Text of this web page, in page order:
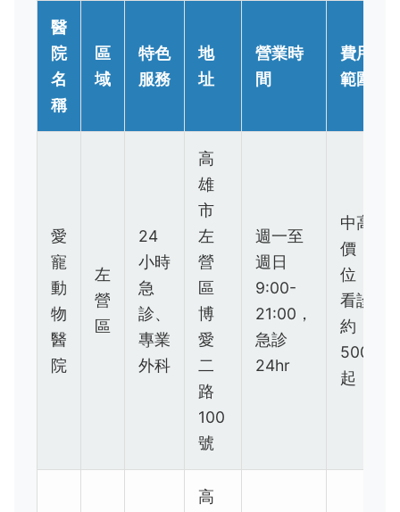
醫
院
名
稱
區
域
特色
服務
地
址
營業時
間
費用
範圍
愛
寵
動
物
醫
院
左
營
區
24
小時
急
診、
專業
外科
高
雄
市
左
營
區
博
愛
二
路
100
號
週一至
週日
9:00-
21:00，
急診
24hr
中高
價
位，
看診
約
500
起
高